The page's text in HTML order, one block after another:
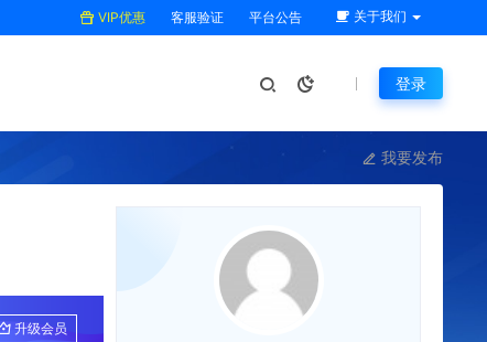
VIP优惠 客服验证 平台公告 关于我们
登录
我要发布
升级会员